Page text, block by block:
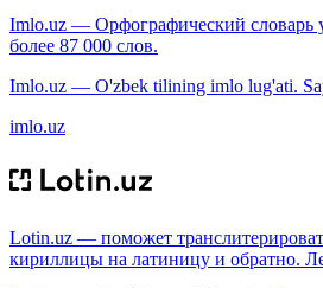
Imlo.uz — Орфографический словарь
более 87 000 слов.
Imlo.uz — O'zbek tilining imlo lug'ati.
imlo.uz
Lotin.uz — поможет
кириллицы на латиницу и обратно.